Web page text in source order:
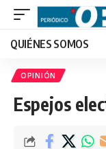
QUIÉNES SOMOS
OPINIÓN
Espejos